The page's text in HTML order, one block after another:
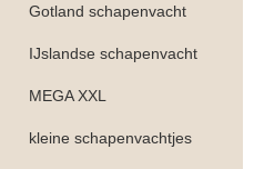
Gotland schapenvacht
IJslandse schapenvacht
MEGA XXL
kleine schapenvachtjes